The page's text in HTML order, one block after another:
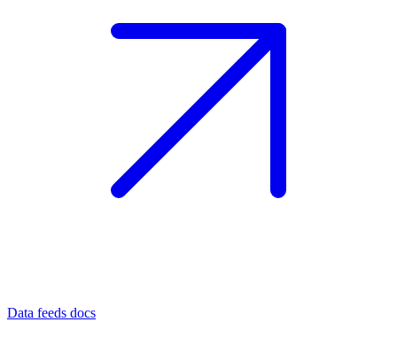
Data feeds docs